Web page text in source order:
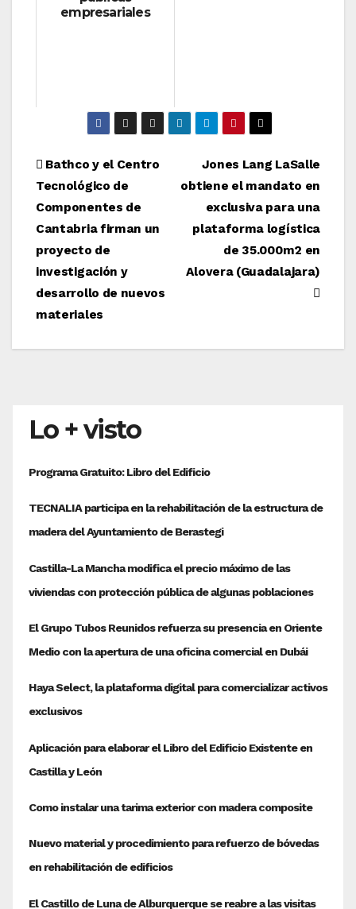
empresariales
Navegación
de
entradas
Jones Lang LaSalle
obtiene el mandato en
exclusiva para una
plataforma logística
de 35.000m2 en
Alovera (Guadalajara)
Bathco y el Centro
Tecnológico de
Componentes de
Cantabria firman un
proyecto de
investigación y
desarrollo de nuevos
materiales
Lo + visto